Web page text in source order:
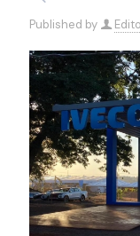
Published by